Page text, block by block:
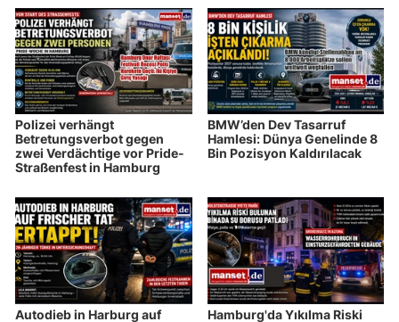
Polizei verhängt
Betretungsverbot gegen
zwei Verdächtige vor Pride-
Straßenfest in Hamburg
BMW’den Dev Tasarruf
Hamlesi: Dünya Genelinde 8
Bin Pozisyon Kaldırılacak
Autodieb in Harburg auf
Hamburg'da Yıkılma Riski